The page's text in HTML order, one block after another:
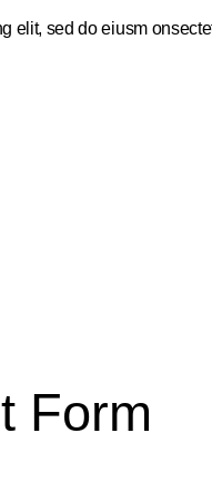
elit, sed do eiusm
Form